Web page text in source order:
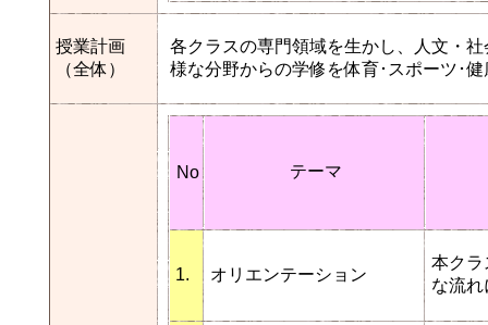
授業計画
（全体）
各クラスの専門領域を生かし、人文・
様な分野からの学修を体育･スポーツ･
No テーマ
1. オリエンテーション
本クラ
な流